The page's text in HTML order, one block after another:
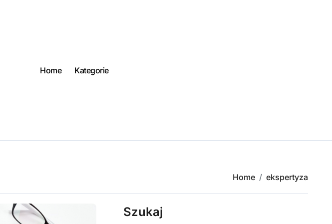
Home Kategorie
Home ekspertyza
Szukaj